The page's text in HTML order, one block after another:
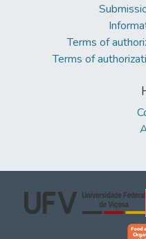
Terms of
Terms of